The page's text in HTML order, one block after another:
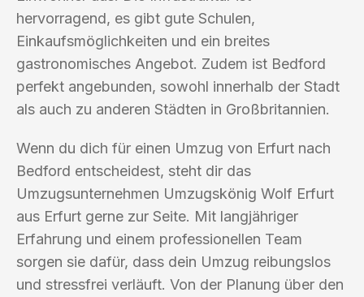
hervorragend, es gibt gute Schulen,
Einkaufsmöglichkeiten und ein breites
gastronomisches Angebot. Zudem ist Bedford
perfekt angebunden, sowohl innerhalb der Stadt
als auch zu anderen Städten in Großbritannien.
Wenn du dich für einen Umzug von Erfurt nach
Bedford entscheidest, steht dir das
Umzugsunternehmen Umzugskönig Wolf Erfurt
aus Erfurt gerne zur Seite. Mit langjähriger
Erfahrung und einem professionellen Team
sorgen sie dafür, dass dein Umzug reibungslos
und stressfrei verläuft. Von der Planung über den